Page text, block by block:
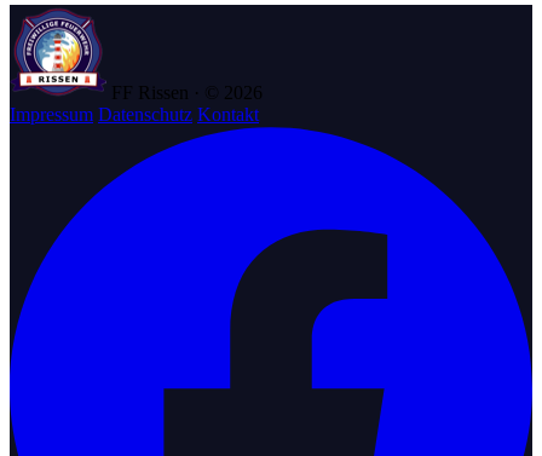
FF Rissen · © 2026
Impressum Datenschutz Kontakt